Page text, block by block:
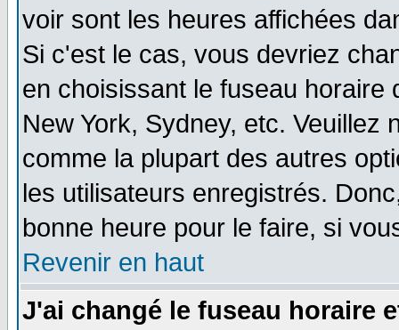
voir sont les heures affichées
Si c'est le cas, vous devriez
en choisissant le fuseau
New York, Sydney, etc. Veuillez
comme la plupart des autres
les utilisateurs enregistrés.
bonne heure pour le faire, si
Revenir en haut
J'ai changé le fuseau horaire